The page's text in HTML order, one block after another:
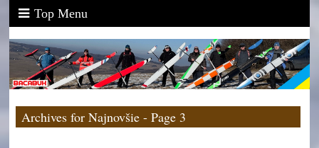
Top Menu
Archives for Najnovšie - Page 3